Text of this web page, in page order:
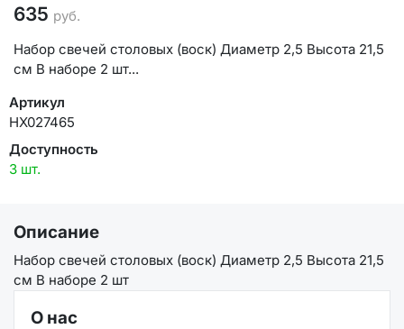
635 руб.
Набор свечей столовых (воск) Диаметр 2,5 Высота 21,5
см В наборе 2 шт...
Артикул
НХ027465
Доступность
3 шт.
Описание
Набор свечей столовых (воск) Диаметр 2,5 Высота 21,5
см В наборе 2 шт
О нас